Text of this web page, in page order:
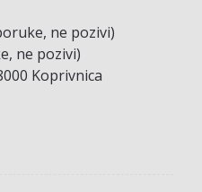
ne pozivi)
ne pozivi)
Koprivnica